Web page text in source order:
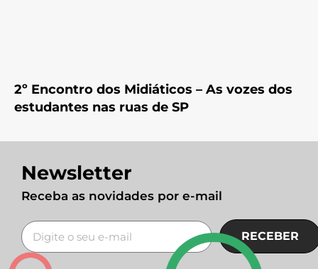
2º Encontro dos Midiáticos – As vozes dos
estudantes nas ruas de SP
Newsletter
Receba as novidades por e-mail
RECEBER